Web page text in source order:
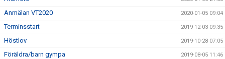
Anmälan VT2020 2020-01-05 09:04
Terminsstart 2019-12-03 09:35
Höstlov 2019-10-28 07:05
Föräldra/barn gympa 2019-08-05 11:46